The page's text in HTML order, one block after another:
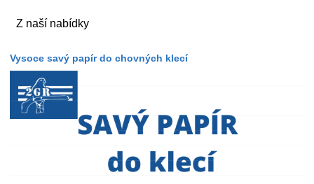
Z naší nabídky
Vysoce savý papír do chovných klecí